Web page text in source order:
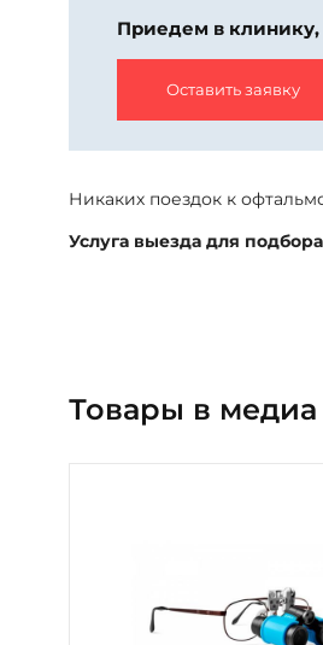
Приедем в
Оставить заявку
Никаких поездок к
Услуга выезда для
Товары в медиа